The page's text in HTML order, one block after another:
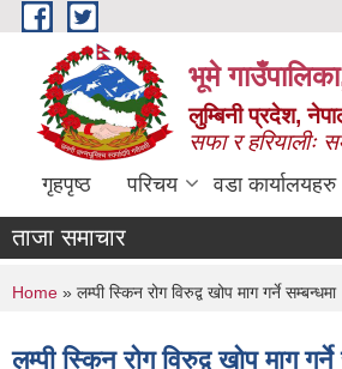
Skip to main content
भूमे
लुम्बिनी प्रदेश,
सफा र हरियालीः
गृहपृष्ठ परिचय वडा कार्यालयहरु
ताजा समाचार
You are here
Home » लम्पी स्किन रोग विरुद्व खोप माग गर्ने सम्बन्धमा
लम्पी स्किन रोग विरुद्व खोप माग